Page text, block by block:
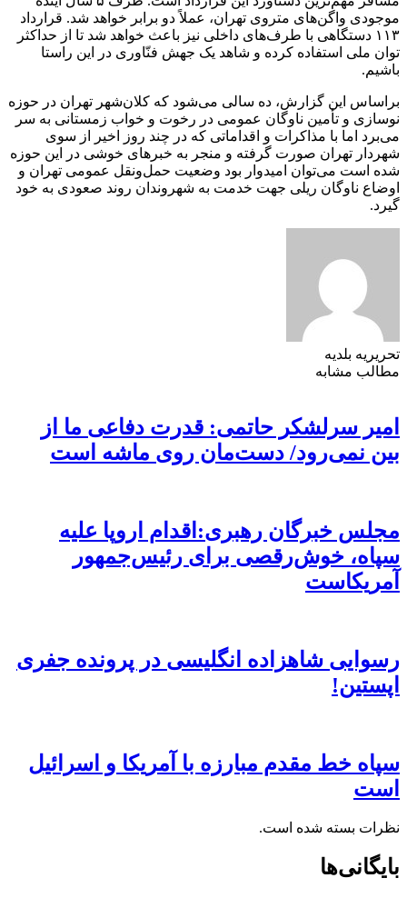
موجودی واگن‌های متروی تهران، عملاً دو برابر خواهد شد. قرارداد
۱۱۳ دستگاهی با طرف‌های داخلی نیز باعث خواهد شد تا از حداکثر
توان ملی استفاده کرده و شاهد یک جهش فنّاوری در این راستا
باشیم.
براساس این گزارش، ده سالی می‌شود که کلان‌شهر تهران در حوزه
نوسازی و تأمین ناوگان عمومی در رخوت و خواب زمستانی به سر
می‌برد اما با مذاکرات و اقداماتی که در چند روز اخیر از سوی
شهردار تهران صورت گرفته و منجر به خبرهای خوشی در این حوزه
شده است می‌توان امیدوار بود وضعیت حمل‌ونقل عمومی تهران و
اوضاع ناوگان ریلی جهت خدمت به شهروندان روند صعودی به خود
گیرد.
تحریریه بلدیه
مطالب مشابه
امیر سرلشکر حاتمی: قدرت دفاعی ما از
بین نمی‌رود/ دست‌مان روی ماشه است
مجلس خبرگان رهبری:اقدام اروپا علیه
سپاه، خوش‌رقصی برای رئیس‌جمهور
آمریکاست
رسوایی شاهزاده انگلیسی در پرونده جفری
اپستین!
سپاه خط مقدم مبارزه با آمریکا و اسرائیل
است
نظرات بسته شده است.
بایگانی‌ها